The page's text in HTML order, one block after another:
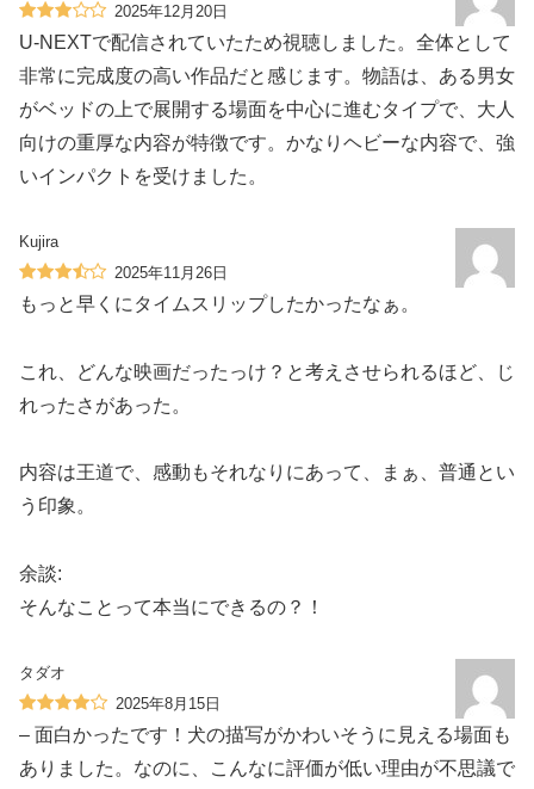
2025年12月20日
U-NEXTで配信されていたため視聴しました。全体として
非常に完成度の高い作品だと感じます。物語は、ある男女
がベッドの上で展開する場面を中心に進むタイプで、大人
向けの重厚な内容が特徴です。かなりヘビーな内容で、強
いインパクトを受けました。
Kujira
2025年11月26日
もっと早くにタイムスリップしたかったなぁ。
これ、どんな映画だったっけ？と考えさせられるほど、じ
れったさがあった。
内容は王道で、感動もそれなりにあって、まぁ、普通とい
う印象。
余談:
そんなことって本当にできるの？！
タダオ
2025年8月15日
– 面白かったです！犬の描写がかわいそうに見える場面も
ありました。なのに、こんなに評価が低い理由が不思議で